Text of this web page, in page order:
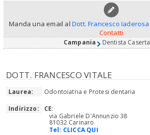
Manda una email al Dott. Francesco Iaderosa
Contatti
Campania Dentista Caserta
DOTT. FRANCESCO VITALE
Laurea:
Odontoiatria e Protesi dentaria
Indirizzo:
CE:
via Gabriele D'Annunzio 38
81032 Carinaro
Tel: CLICCA QUI